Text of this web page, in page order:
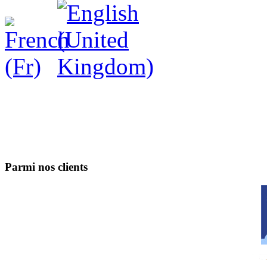
Parmi nos clients